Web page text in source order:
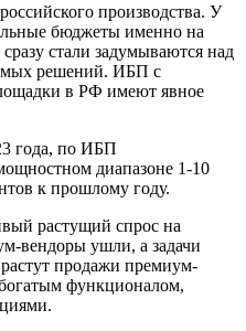
производства. У
бюджеты именно на
стали задумываются над
решений. ИБП с
в РФ имеют явное
года, по ИБП
диапазоне 1-10
к прошлому году.
растущий спрос на
вендоры ушли, а задачи
продажи премиум-
функционалом,